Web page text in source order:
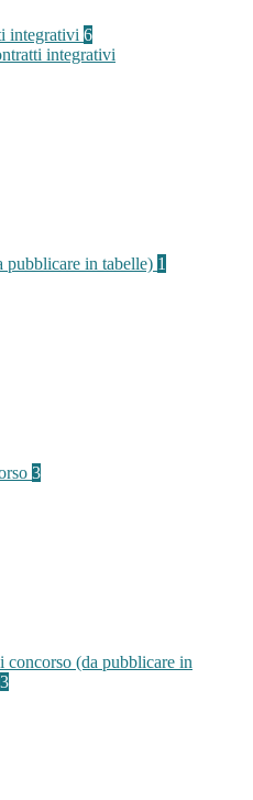
integrativi 6
integrativi
pubblicare in tabelle) 1
3
concorso (da pubblicare in
3